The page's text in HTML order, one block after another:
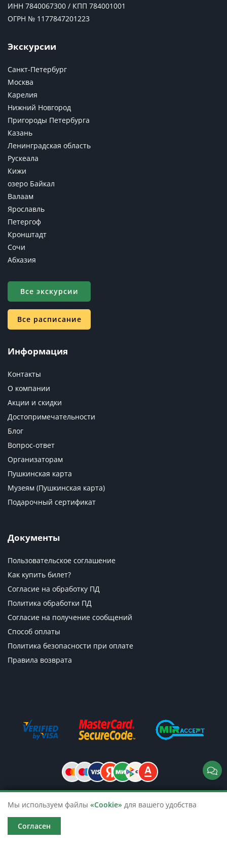
ИНН 7840067300 / КПП 784001001
ОГРН № 1177847201223
Экскурсии
Санкт-Петербург
Москва
Карелия
Нижний Новгород
Пригороды Петербурга
Казань
Ленинградская область
Рускеала
Кижи
озеро Байкал
Валаам
Ярославль
Петергоф
Кронштадт
Сочи
Абхазия
Все экскурсии
Все расписание
Информация
Контакты
О компании
Акции и скидки
Достопримечательности
Блог
Вопрос-ответ
Организаторам
Пушкинская карта
Музеям (Пушкинская карта)
Подарочный сертификат
Документы
Пользовательское соглашение
Как купить билет?
Согласие на обработку ПД
Политика обработки ПД
Согласие на получение сообщений
Способ оплаты
Политика безопасности при оплате
Правила возврата
© 2026 TicketsTour. Продажа водных
Мы используем файлы «Cookie» для вашего удобства
Согласен